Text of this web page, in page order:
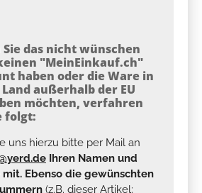
Sie das nicht wünschen
"MeinEinkauf.ch"
haben oder die Ware in
außerhalb der EU
möchten, verfahren
folgt:
uns hierzu bitte per Mail an
Ihren Namen und
mit. Ebenso die gewünschten
(z.B. dieser Artikel: